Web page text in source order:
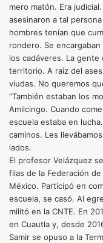
mero matón. Era
asesinaron a tal
hombres tenían que
rondero. Se
los cadáveres. La
territorio. A raíz del
viudas. No queremos
“También estaban los
Amilcingo. Cuando
escuela estaba en
caminos. Les
lados.
El profesor Velázquez
filas de la Federación
México. Participó en
escuela, se casó. Al
militó en la CNTE. En
en Cuautla y, desde
Samir se opuso a la